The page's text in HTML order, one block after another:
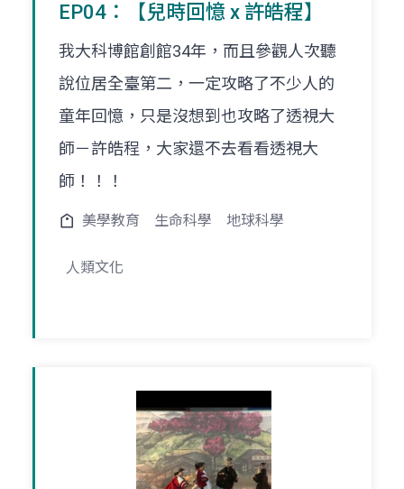
EP04：【兒時回憶 x 許皓程】
我大科博館創館34年，而且參觀人次聽
說位居全臺第二，一定攻略了不少人的
童年回憶，只是沒想到也攻略了透視大
師－許皓程，大家還不去看看透視大
師！！！
美學教育 生命科學 地球科學
人類文化